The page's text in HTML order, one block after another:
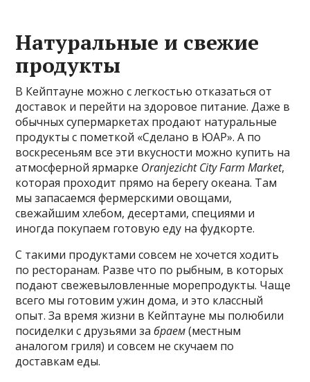
Натуральные и свежие
продукты
В Кейптауне можно с легкостью отказаться от
доставок и перейти на здоровое питание. Даже в
обычных супермаркетах продают натуральные
продукты с пометкой «Сделано в ЮАР». А по
воскресеньям все эти вкусности можно купить на
атмосферной ярмарке Oranjezicht City Farm Market,
которая проходит прямо на берегу океана. Там
мы запасаемся фермерскими овощами,
свежайшим хлебом, десертами, специями и
иногда покупаем готовую еду на фудкорте.
С такими продуктами совсем не хочется ходить
по ресторанам. Разве что по рыбным, в которых
подают свежевыловленные морепродукты. Чаще
всего мы готовим ужин дома, и это классный
опыт. За время жизни в Кейптауне мы полюбили
посиделки с друзьями забраем(местным
аналогом гриля) и совсем не скучаем по
доставкам еды.